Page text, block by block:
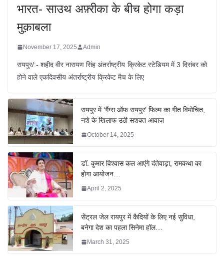
भारत- साउथ अफ़्रीका के बीच होगा कड़ा
मुक़ाबला
November 17, 2025 Admin
रायपुर/:- शहीद वीर नारायण सिंह अंतर्राष्ट्रीय क्रिकेट स्टेडियम में 3 दिसंबर को
होने वाले एकदिवसीय अंतर्राष्ट्रीय क्रिकेट मैच के लिए
रायपुर में ‘गैंग्स ऑफ रायपुर’ फिल्म का गीत विमोचित,
नशे के खिलाफ उठी सशक्त आवाज़
October 14, 2025
डॉ. कुमार विश्वास कल आएंगे दंतेवाड़ा, रामकथा का
होगा आयोजन…
April 2, 2025
सेंट्रल जेल रायपुर में कैदियों के लिए नई सुविधा,
बनेगा देश का पहला सिनेमा हॉल…
March 31, 2025